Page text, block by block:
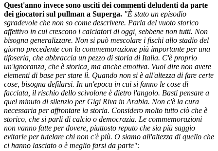
Quest'anno invece sono usciti dei commenti deludenti da parte
dei giocatori sul pullman a Superga. "È stato un episodio
sgradevole che non so come descrivere. Parla del vuoto storico
affettivo in cui crescono i calciatori di oggi, sebbene non tutti. Non
bisogna generalizzare. Non si può mescolare i fischi allo stadio del
giorno precedente con la commemorazione più importante per una
tifoseria, che abbraccia un pezzo di storia di Italia. C'è proprio
un'ignoranza, che è storica, ma anche emotiva. Vuol dire non avere
elementi di base per stare lì. Quando non si è all'altezza di fare certe
cose, bisogna defilarsi. In un'epoca in cui si fanno le cose di
facciata, il rischio dello scivolone è dietro l'angolo. Basti pensare a
quel minuto di silenzio per Gigi Riva in Arabia. Non c'è la cura
necessaria per affrontare la storia. Considero molto tutto ciò che è
storico, che si parli di calcio o democrazia. Le commemorazioni
non vanno fatte per dovere, piuttosto reputo che sia più saggio
evitarle per tutelare chi non c'è più. O siamo all'altezza di quello che
ci hanno lasciato o è meglio farsi da parte":